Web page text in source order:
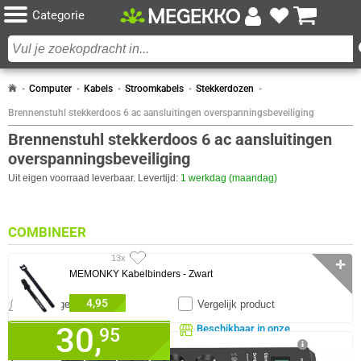
Categorie
Computer Kabels Stroomkabels Stekkerdozen
Brennenstuhl stekkerdoos 6 ac aansluitingen overspanningsbeveiliging
Brennenstuhl stekkerdoos 6 ac aansluitingen
overspanningsbeveiliging
Uit eigen voorraad leverbaar. Levertijd: 1 werkdag (maandag)
13x
30,95
Beschikbaar in onze
Megekko Shop Breda
Vergelijk product
Meldingen
SPECIFICATIES
COMBINEER
MEMONKY Kabelbinders - Zwart
4,95
✛
0 artikelen geselecteerd